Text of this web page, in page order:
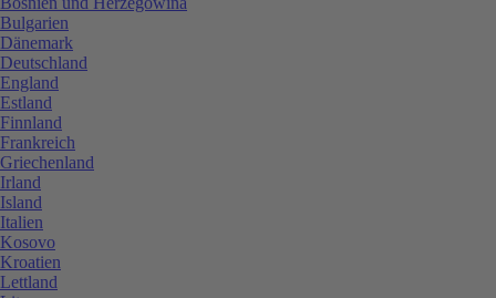
Bulgarien
Dänemark
Deutschland
England
Estland
Finnland
Frankreich
Griechenland
Irland
Island
Italien
Kosovo
Kroatien
Lettland